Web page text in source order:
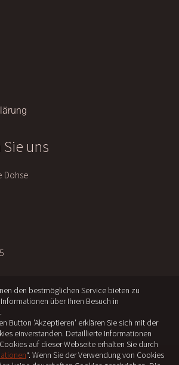
uns
Dohse
den bestmöglichen Service bieten zu
über Ihren Besuch in
Button 'Akzeptieren' erklären Sie sich mit der
einverstanden. Detaillierte Informationen
auf dieser Webseite erhalten Sie durch
“. Wenn Sie der Verwendung von Cookies